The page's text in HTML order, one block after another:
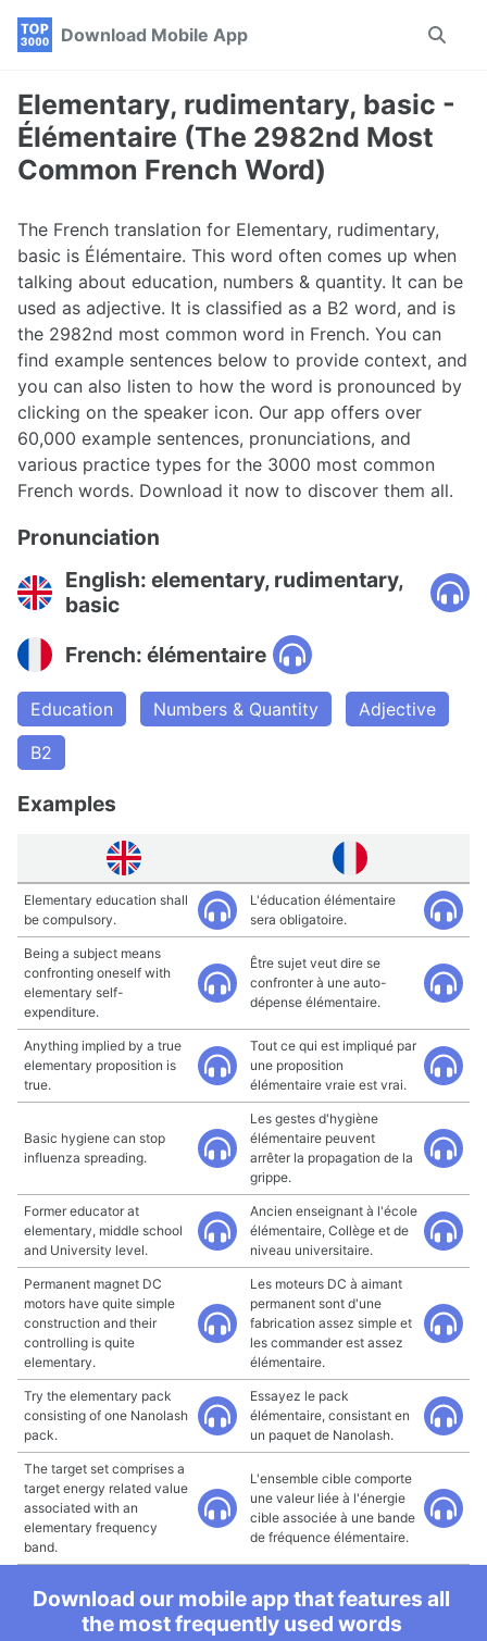
Skip
navigation
Skip
Skip
Download Mobile App
Toggle
Elementary, rudimentary, basic -
Élémentaire (The 2982nd Most
Common French Word)
The French translation for Elementary, rudimentary,
basic is Élémentaire. This word often comes up when
talking about education, numbers & quantity. It can be
used as adjective. It is classified as a B2 word, and is
the 2982nd most common word in French. You can
find example sentences below to provide context, and
you can also listen to how the word is pronounced by
clicking on the speaker icon. Our app offers over
60,000 example sentences, pronunciations, and
various practice types for the 3000 most common
French words. Download it now to discover them all.
Pronunciation
English: elementary, rudimentary,
basic
French: élémentaire
Education Numbers & Quantity
Adjective
B2
Examples
Elementary education shall
be compulsory.
L'éducation élémentaire
sera obligatoire.
Being a subject means
confronting oneself with
elementary self-
expenditure.
Être sujet veut dire se
confronter à une auto-
dépense élémentaire.
Anything implied by a true
elementary proposition is
true.
Tout ce qui est impliqué par
une proposition
élémentaire vraie est vrai.
Basic hygiene can stop
influenza spreading.
Les gestes d'hygiène
élémentaire peuvent
arrêter la propagation de la
grippe.
Former educator at
elementary, middle school
and University level.
Ancien enseignant à l'école
élémentaire, Collège et de
niveau universitaire.
Permanent magnet DC
motors have quite simple
construction and their
controlling is quite
elementary.
Les moteurs DC à aimant
permanent sont d'une
fabrication assez simple et
les commander est assez
élémentaire.
Try the elementary pack
consisting of one Nanolash
pack.
Essayez le pack
élémentaire, consistant en
un paquet de Nanolash.
The target set comprises a
target energy related value
associated with an
elementary frequency
band.
L'ensemble cible comporte
une valeur liée à l'énergie
cible associée à une bande
de fréquence élémentaire.
Download our mobile app that features all
the most frequently used words